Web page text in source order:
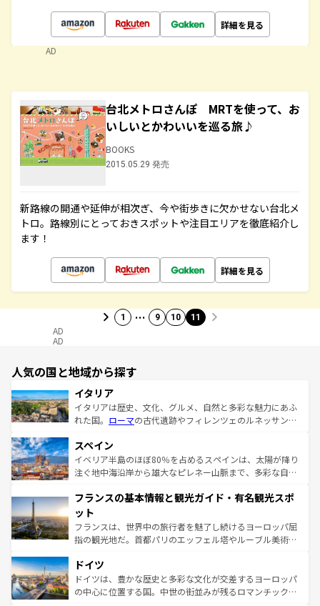
詳細を見る
AD
台北メトロさんぽ MRTを使って、お
いしいとかわいいを巡る旅♪
BOOKS
2015.05.29 発売
新路線の開通や延伸が相次ぎ、今や街歩きに欠かせない台北メ
トロ。路線別にとっておきスポットや注目エリアを徹底紹介し
ます！
詳細を見る
1 … 9 10 11
AD
AD
人気の国と地域から探す
イタリア
イタリアは歴史、文化、グルメ、自然と多彩な魅力にあふ
れた国。 ローマの古代遺跡やフィレンツェのルネッサンス
ろん、トスカーナの美しい田園風景やアマルフィ海岸の絶
景など、自然景観も見逃せない。観光の合間には、本場の
ピザやパスタなど、絶品のイタリア料理を堪能することも
ませてくれるイタリアで、忘れられない旅をしてみよう！
なお、新着のイタリア情報は
しい。
スペイン
イベリア半島のほぼ80％を占めるスペインは、太陽が降り
注ぐ地中海沿岸から雄大なピレネー山脈まで、多彩な自然
文化が根付くこの国では、情熱的なフラメンコ、熱気あふ
れる闘牛、そして美味しいタパスが生活の一部となってい
る。首都マドリードの洗練された雰囲気や、バルセロナの
アートに溢れた街角から、地方では古代ローマ遺跡や中世
せる。地方によって風土や気候が異なるスペインはその個
性で訪れる人を魅了する。 なお、新着のスペイン情報は コ
ンテンツ一覧を参照してほしい。
フランスの基本情報と観光ガイド・有名観光スポ
ット
フランスは、世界中の旅行者を魅了し続けるヨーロッパ屈
指の観光地だ。首都パリのエッフェル塔やルーブル美術館
で、幅広い魅力が詰まっている。華麗な宮殿、歴史的な大
聖堂、美しいビーチ、そして豊かな自然が、訪れる者を心
から魅了する。また、フランスは美食の国としても知ら
ドイツ
ドイツは、豊かな歴史と多彩な文化が交差するヨーロッパ
の中心に位置する国。中世の街並みが残るロマンチック街